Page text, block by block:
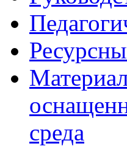
среда